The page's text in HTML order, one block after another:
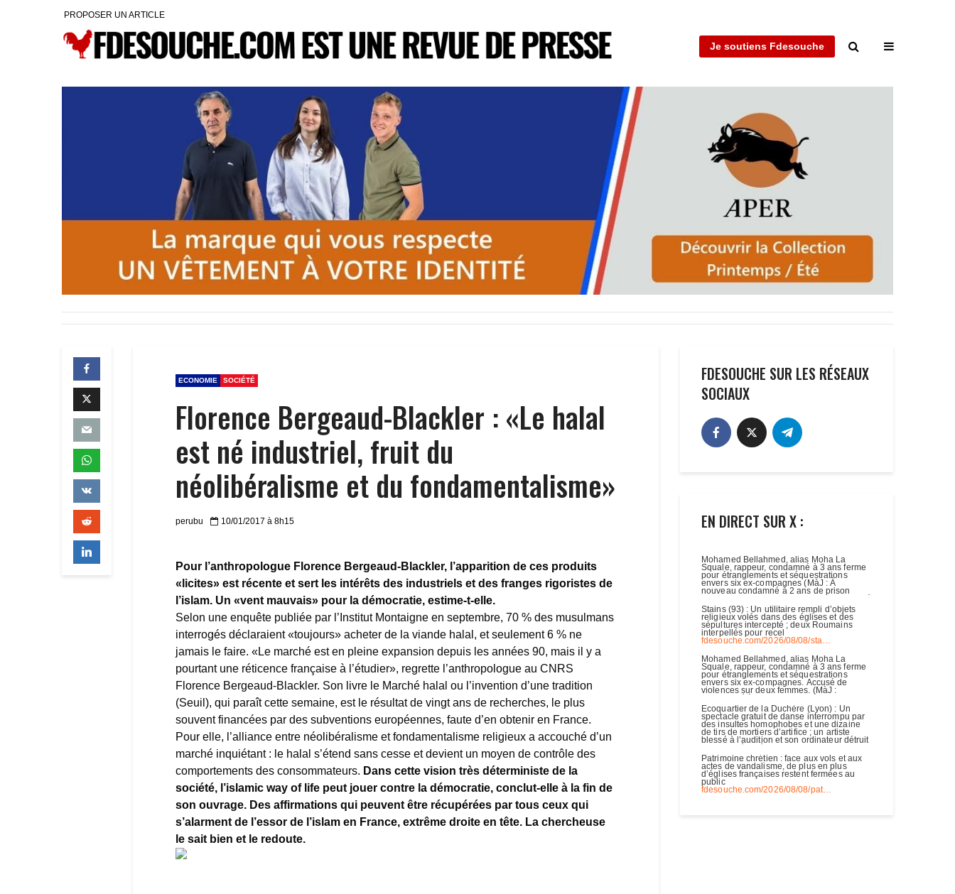
PROPOSER UN ARTICLE
Je soutiens Fdesouche
ECONOMIE SOCIÉTÉ
Florence Bergeaud-Blackler : «Le halal
est né industriel, fruit du
néolibéralisme et du fondamentalisme»
perubu 10/01/2017 à 8h15
Pour l’anthropologue Florence Bergeaud-Blackler, l’apparition de ces produits
«licites» est récente et sert les intérêts des industriels et des franges rigoristes de
l’islam. Un «vent mauvais» pour la démocratie, estime-t-elle.
Selon une enquête publiée par l’Institut Montaigne en septembre, 70 % des musulmans
interrogés déclaraient «toujours» acheter de la viande halal, et seulement 6 % ne
jamais le faire. «Le marché est en pleine expansion depuis les années 90, mais il y a
pourtant une réticence française à l’étudier», regrette l’anthropologue au CNRS
Florence Bergeaud-Blackler. Son livre le Marché halal ou l’invention d’une tradition
(Seuil), qui paraît cette semaine, est le résultat de vingt ans de recherches, le plus
souvent financées par des subventions européennes, faute d’en obtenir en France.
Pour elle, l’alliance entre néolibéralisme et fondamentalisme religieux a accouché d’un
marché inquiétant : le halal s’étend sans cesse et devient un moyen de contrôle des
comportements des consommateurs. Dans cette vision très déterministe de la
société, l’islamic way of life peut jouer contre la démocratie, conclut-elle à la fin de
son ouvrage. Des affirmations qui peuvent être récupérées par tous ceux qui
s’alarment de l’essor de l’islam en France, extrême droite en tête. La chercheuse
le sait bien et le redoute.
FDESOUCHE SUR LES RÉSEAUX
SOCIAUX
EN DIRECT SUR X :